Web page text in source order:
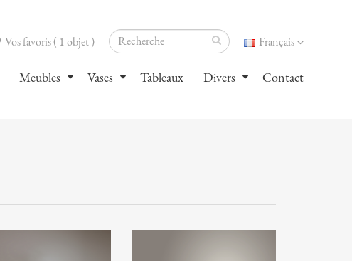
Français
Vos favoris ( 1 objet )
Meubles Vases Tableaux Divers Contact